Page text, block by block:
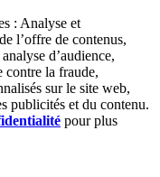
: Analyse et
l’offre de contenus,
d’audience,
contre la fraude,
sur le site web,
publicités et du contenu.
pour plus